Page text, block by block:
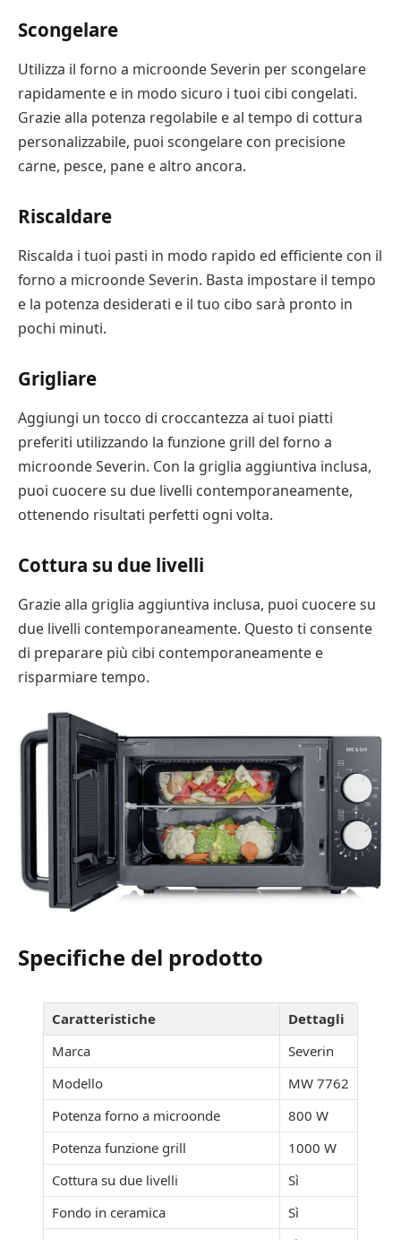
Scongelare
Utilizza il forno a microonde Severin per scongelare
rapidamente e in modo sicuro i tuoi cibi congelati.
Grazie alla potenza regolabile e al tempo di cottura
personalizzabile, puoi scongelare con precisione
carne, pesce, pane e altro ancora.
Riscaldare
Riscalda i tuoi pasti in modo rapido ed efficiente con il
forno a microonde Severin. Basta impostare il tempo
e la potenza desiderati e il tuo cibo sarà pronto in
pochi minuti.
Grigliare
Aggiungi un tocco di croccantezza ai tuoi piatti
preferiti utilizzando la funzione grill del forno a
microonde Severin. Con la griglia aggiuntiva inclusa,
puoi cuocere su due livelli contemporaneamente,
ottenendo risultati perfetti ogni volta.
Cottura su due livelli
Grazie alla griglia aggiuntiva inclusa, puoi cuocere su
due livelli contemporaneamente. Questo ti consente
di preparare più cibi contemporaneamente e
risparmiare tempo.
Specifiche del prodotto
Caratteristiche
Dettagli
Marca
Severin
Modello
MW 7762
Potenza forno a microonde
800 W
Potenza funzione grill
1000 W
Cottura su due livelli
Sì
Fondo in ceramica
Sì